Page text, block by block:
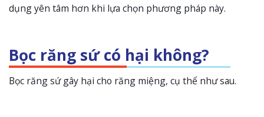
dụng yên tâm hơn khi lựa chọn phương pháp này.
Bọc răng sứ có hại không?
Bọc răng sứ gây hại cho răng miệng, cụ thể như sau.